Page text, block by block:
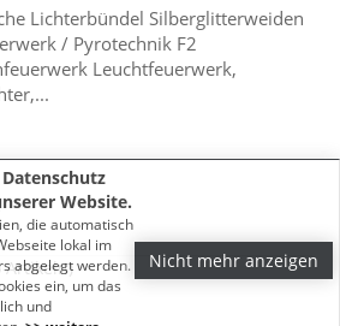
Website.
die automatisch
lokal im
abgelegt werden.
ein, um das
und
Nicht mehr anzeigen
Lichterbündel Silberglitterweiden
/ Pyrotechnik F2
Leuchtfeuerwerk,
Artikeln)